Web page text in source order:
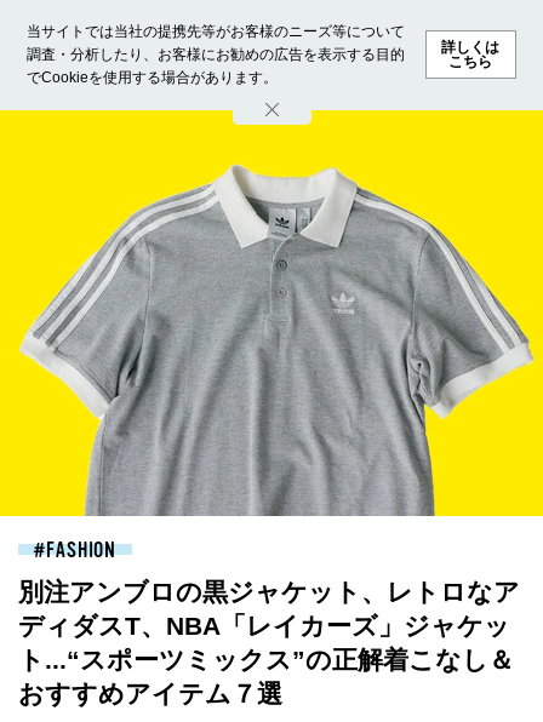
当サイトでは当社の提携先等がお客様のニーズ等について
調査・分析したり、お客様にお勧めの広告を表示する目的
でCookieを使用する場合があります。
詳しくは
こちら
ホーム モデル募集 ランキング ファッション ビューテ
FASHION
別注アンブロの黒ジャケット、レトロなア
ディダスT、NBA「レイカーズ」ジャケッ
ト...“スポーツミックス”の正解着こなし＆
おすすめアイテム７選